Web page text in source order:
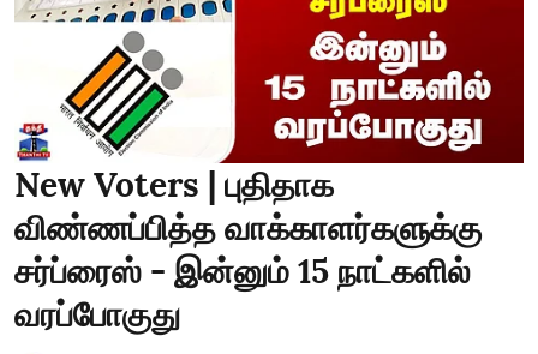
New Voters | புதிதாக
விண்ணப்பித்த வாக்காளர்களுக்கு
சர்ப்ரைஸ் - இன்னும் 15 நாட்களில்
வரப்போகுது